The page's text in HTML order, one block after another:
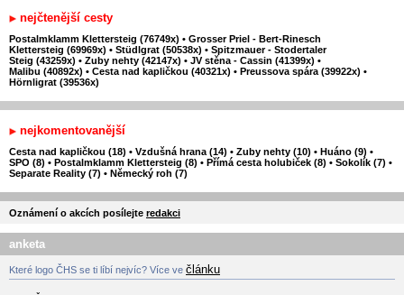
nejčtenější cesty
Postalmklamm Klettersteig (76749x) • Grosser Priel - Bert-Rinesch
Klettersteig (69969x) • Stüdlgrat (50538x) • Spitzmauer - Stodertaler
Steig (43259x) • Zuby nehty (42147x) • JV stěna - Cassin (41399x) •
Malibu (40892x) • Cesta nad kapličkou (40321x) • Preussova spára (39922x) •
Hörnligrat (39536x)
nejkomentovanější
Cesta nad kapličkou (18) • Vzdušná hrana (14) • Zuby nehty (10) • Huáno (9) •
SPO (8) • Postalmklamm Klettersteig (8) • Přímá cesta holubiček (8) • Sokolík (7) •
Separate Reality (7) • Německý roh (7)
Oznámení o akcích posílejte redakci
anketa
Které logo ČHS se ti líbí nejvíc? Více ve článku